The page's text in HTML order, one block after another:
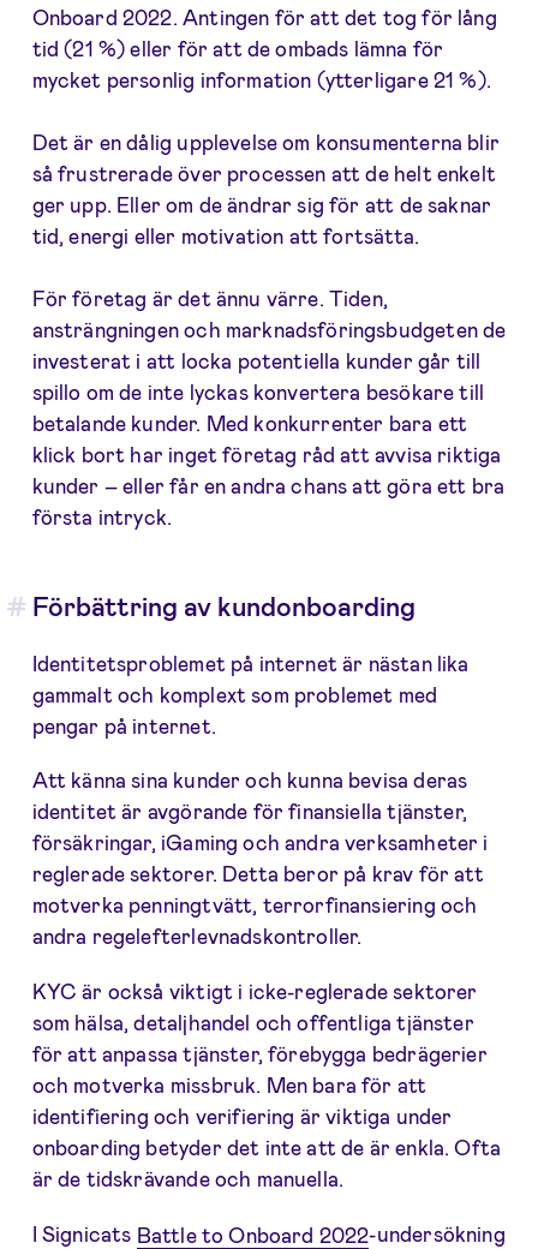
Onboard 2022. Antingen för att det tog för lång
tid (21 %) eller för att de ombads lämna för
mycket personlig information (ytterligare 21 %).
Det är en dålig upplevelse om konsumenterna blir
så frustrerade över processen att de helt enkelt
ger upp. Eller om de ändrar sig för att de saknar
tid, energi eller motivation att fortsätta.
För företag är det ännu värre. Tiden,
ansträngningen och marknadsföringsbudgeten de
investerat i att locka potentiella kunder går till
spillo om de inte lyckas konvertera besökare till
betalande kunder. Med konkurrenter bara ett
klick bort har inget företag råd att avvisa riktiga
kunder – eller får en andra chans att göra ett bra
första intryck.
Förbättring av kundonboarding
Identitetsproblemet på internet är nästan lika
gammalt och komplext som problemet med
pengar på internet.
Att känna sina kunder och kunna bevisa deras
identitet är avgörande för finansiella tjänster,
försäkringar, iGaming och andra verksamheter i
reglerade sektorer. Detta beror på krav för att
motverka penningtvätt, terrorfinansiering och
andra regelefterlevnadskontroller.
KYC är också viktigt i icke-reglerade sektorer
som hälsa, detaljhandel och offentliga tjänster
för att anpassa tjänster, förebygga bedrägerier
och motverka missbruk. Men bara för att
identifiering och verifiering är viktiga under
onboarding betyder det inte att de är enkla. Ofta
är de tidskrävande och manuella.
I Signicats Battle to Onboard 2022-undersökning